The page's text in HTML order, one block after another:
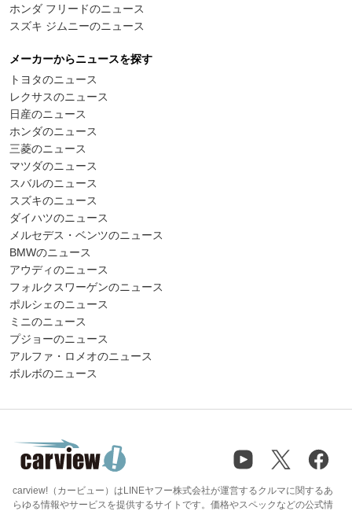
ホンダ フリードのニュース
スズキ ジムニーのニュース
メーカーからニュースを探す
トヨタのニュース
レクサスのニュース
日産のニュース
ホンダのニュース
三菱のニュース
マツダのニュース
スバルのニュース
スズキのニュース
ダイハツのニュース
メルセデス・ベンツのニュース
BMWのニュース
アウディのニュース
フォルクスワーゲンのニュース
ポルシェのニュース
ミニのニュース
プジョーのニュース
アルファ・ロメオのニュース
ボルボのニュース
carview!（カービュー）はLINEヤフー株式会社が運営するクルマに関するあ
らゆる情報やサービスを提供するサイトです。価格やスペックなどの公式情